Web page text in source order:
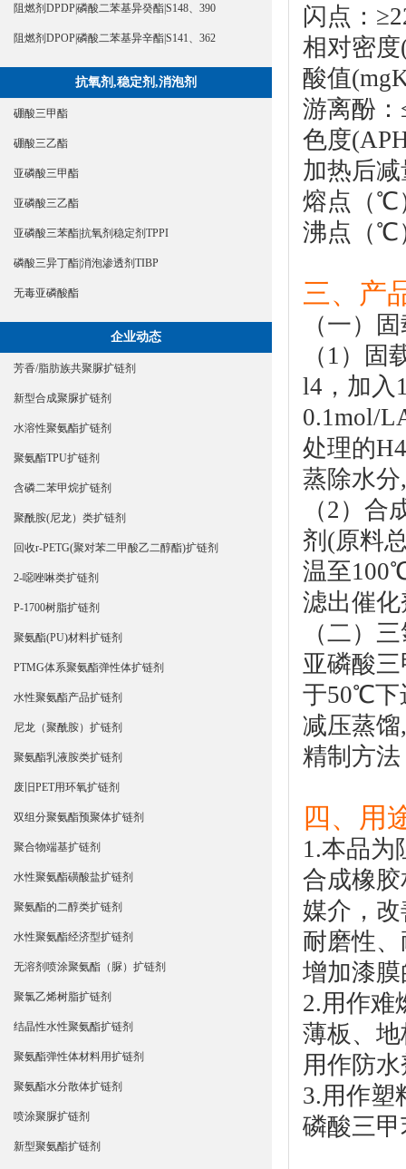
阻燃剂DPDP|磷酸二苯基异癸酯|S148、390
阻燃剂DPOP|磷酸二苯基异辛酯|S141、362
抗氧剂,稳定剂,消泡剂
硼酸三甲酯
硼酸三乙酯
亚磷酸三甲酯
亚磷酸三乙酯
亚磷酸三苯酯|抗氧剂稳定剂TPPI
磷酸三异丁酯|消泡渗透剂TIBP
无毒亚磷酸酯
企业动态
芳香/脂肪族共聚脲扩链剂
新型合成聚脲扩链剂
水溶性聚氨酯扩链剂
聚氨酯TPU扩链剂
含磷二苯甲烷扩链剂
聚酰胺(尼龙）类扩链剂
回收r-PETG(聚对苯二甲酸乙二醇酯)扩链剂
2-噁唑啉类扩链剂
P-1700树脂扩链剂
聚氨酯(PU)材料扩链剂
PTMG体系聚氨酯弹性体扩链剂
水性聚氨酯产品扩链剂
尼龙（聚酰胺）扩链剂
聚氨酯乳液胺类扩链剂
废旧PET用环氧扩链剂
双组分聚氨酯预聚体扩链剂
聚合物端基扩链剂
水性聚氨酯磺酸盐扩链剂
聚氨酯的二醇类扩链剂
水性聚氨酯经济型扩链剂
无溶剂喷涂聚氨酯（脲）扩链剂
聚氯乙烯树脂扩链剂
结晶性水性聚氨酯扩链剂
聚氨酯弹性体材料用扩链剂
聚氨酯水分散体扩链剂
喷涂聚脲扩链剂
新型聚氨酯扩链剂
闪点：
相对密
酸值
游离酚：
色度
加热后
熔点（℃
沸点（℃
三、产
（一）
（1）
l4，加入
0.1mol/
处理的
蒸除水
（2）
剂(原料
温至
滤出催
（二）
亚磷酸
于50℃下
减压蒸
精制方
四、用
1.本品为
合成橡
媒介，
耐磨性
增加漆
2.用作难
薄板、
用作防
3.用作塑
磷酸三